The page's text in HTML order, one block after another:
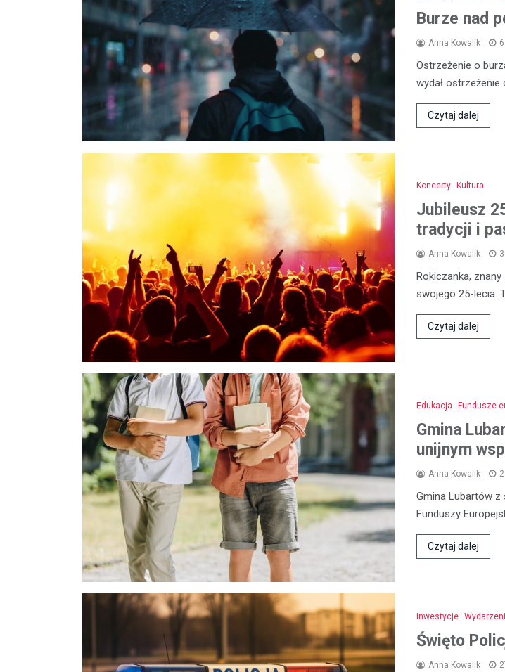
Burze nad
Anna Kowalik
Ostrzeżenie o
wydał
Czytaj dalej
Koncerty Kultura
Jubileusz
tradycji i
Anna Kowalik
Rokiczanka,
swojego 25-lecia.
Czytaj dalej
Edukacja Fundusze
Gmina
unijnym
Anna Kowalik
Gmina Lubartów z
Funduszy
Czytaj dalej
Inwestycje
Święto
Anna Kowalik